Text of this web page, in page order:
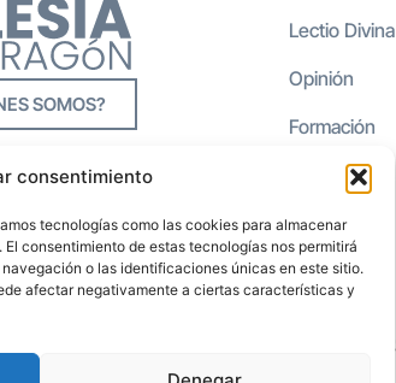
consentimiento
tecnologías como las cookies para almacenar
consentimiento de estas tecnologías nos permitirá
o las identificaciones únicas en este sitio.
afectar negativamente a ciertas características y
SOMOS?
Lectio Divina
Opinión
Formación